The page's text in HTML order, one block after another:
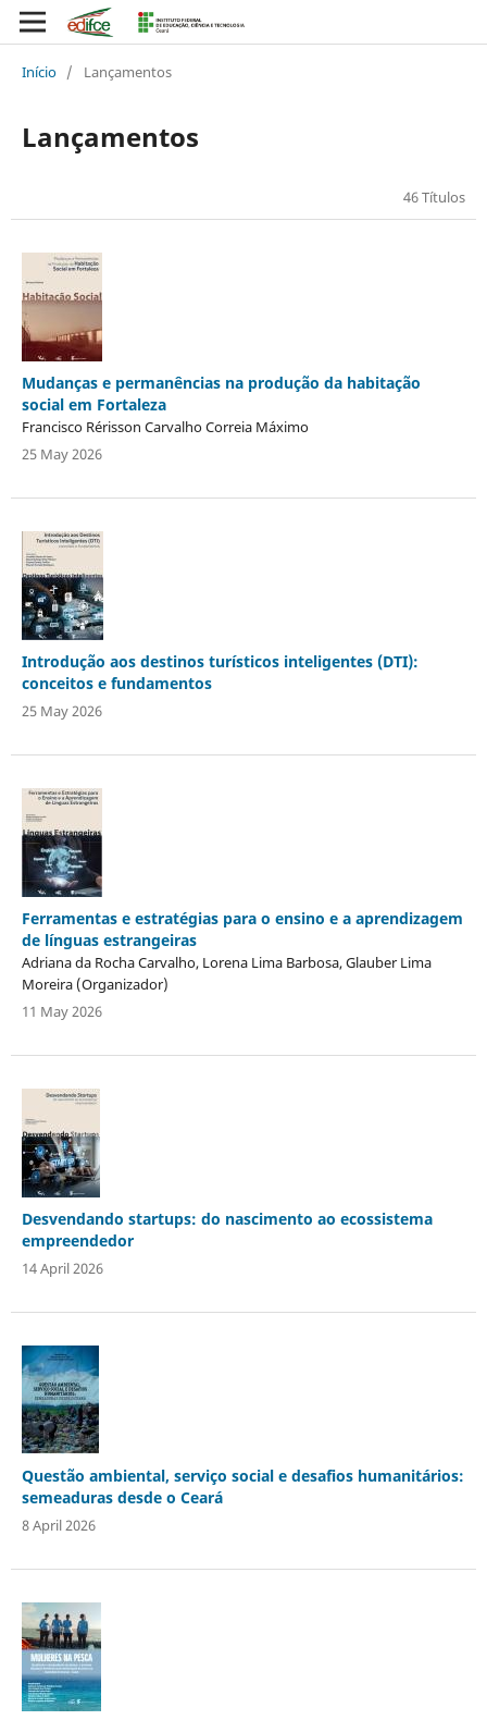
Início / Lançamentos
Lançamentos
46 Títulos
Mudanças e permanências na produção da habitação
social em Fortaleza
Francisco Rérisson Carvalho Correia Máximo
25 May 2026
Introdução aos destinos turísticos inteligentes (DTI):
conceitos e fundamentos
25 May 2026
Ferramentas e estratégias para o ensino e a aprendizagem
de línguas estrangeiras
Adriana da Rocha Carvalho, Lorena Lima Barbosa, Glauber Lima
Moreira (Organizador)
11 May 2026
Desvendando startups: do nascimento ao ecossistema
empreendedor
14 April 2026
Questão ambiental, serviço social e desafios humanitários:
semeaduras desde o Ceará
8 April 2026